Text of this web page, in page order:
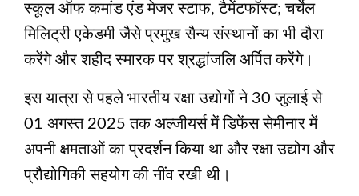
स्कूल ऑफ कमांड एंड मेजर स्टाफ, टैमेंटफॉस्ट; चर्चेल
मिलिट्री एकेडमी जैसे प्रमुख सैन्य संस्थानों का भी दौरा
करेंगे और शहीद स्मारक पर श्रद्धांजलि अर्पित करेंगे।
इस यात्रा से पहले भारतीय रक्षा उद्योगों ने 30 जुलाई से
01 अगस्त 2025 तक अल्जीयर्स में डिफेंस सेमीनार में
अपनी क्षमताओं का प्रदर्शन किया था और रक्षा उद्योग और
प्रौद्योगिकी सहयोग की नींव रखी थी।